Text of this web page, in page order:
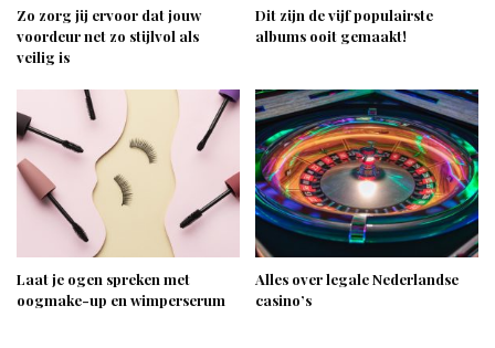
Zo zorg jij ervoor dat jouw
voordeur net zo stijlvol als
veilig is
Dit zijn de vijf populairste
albums ooit gemaakt!
Laat je ogen spreken met
oogmake-up en wimperserum
Alles over legale Nederlandse
casino’s